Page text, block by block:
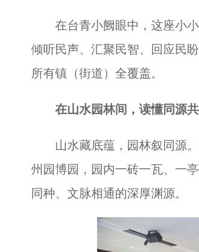
在台青小阙眼中，这座小小
倾听民声、汇聚民智、回应民
所有镇（街道）全覆盖。
在山水园林间，读懂同源共
山水藏底蕴，园林叙同源。
州园博园，园内一砖一瓦、一
同种、文脉相通的深厚渊源。